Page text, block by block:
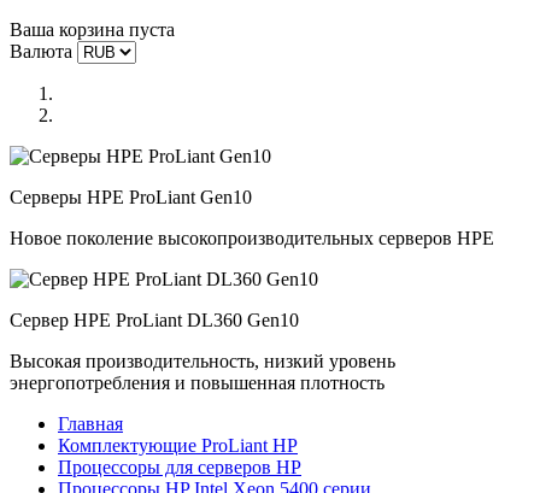
Ваша корзина пуста
Валюта
Серверы HPE ProLiant Gen10
Новое поколение высокопроизводительных серверов HPE
Сервер HPE ProLiant DL360 Gen10
Высокая производительность, низкий уровень
энергопотребления и повышенная плотность
Главная
Комплектующие ProLiant HP
Процессоры для серверов HP
Процессоры HP Intel Xeon 5400 серии